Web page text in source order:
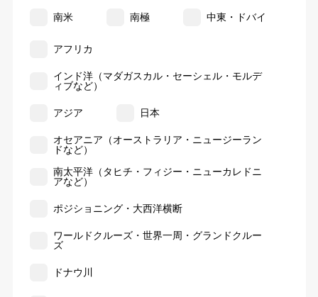
南米 南極 中東・ドバイ
アフリカ
インド洋（マダガスカル・セーシェル・モルデ
ィブなど）
アジア 日本
オセアニア（オーストラリア・ニュージーラン
ドなど）
南太平洋（タヒチ・フィジー・ニューカレドニ
アなど）
ポジショニング・大西洋横断
ワールドクルーズ・世界一周・グランドクルー
ズ
ドナウ川